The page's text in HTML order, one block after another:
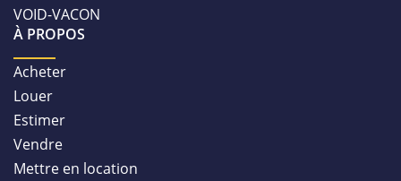
VOID-VACON
À PROPOS
Acheter
Louer
Estimer
Vendre
Mettre en location